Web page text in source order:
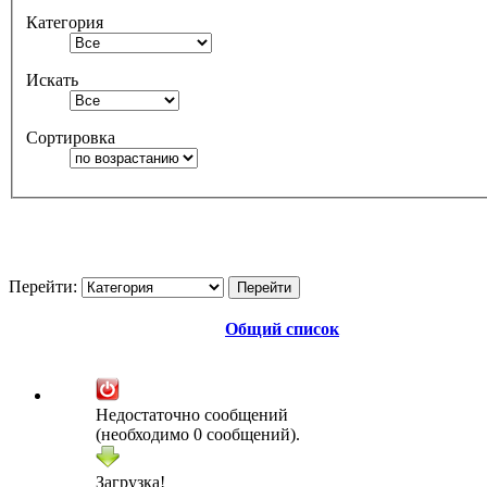
Категория
Искать
Сортировка
Перейти:
Общий список
Недостаточно сообщений
(необходимо 0 сообщений).
Загрузка!